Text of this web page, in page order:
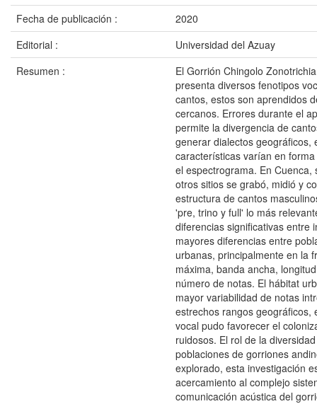
Fecha de publicación :
2020
Editorial :
Universidad del Azuay
Resumen :
El Gorrión Chingolo
presenta diversos fenotipos
cantos, estos son aprendidos
cercanos. Errores durante el
permite la divergencia de
generar dialectos geográficos,
características varían en
el espectrograma. En Cuenca,
otros sitios se grabó, midió y
estructura de cantos
'pre, trino y full' lo más
diferencias significativas entre
mayores diferencias entre
urbanas, principalmente en la
máxima, banda ancha,
número de notas. El hábitat
mayor variabilidad de notas
estrechos rangos geográficos,
vocal pudo favorecer el
ruidosos. El rol de la
poblaciones de gorriones
explorado, esta investigación
acercamiento al complejo
comunicación acústica del